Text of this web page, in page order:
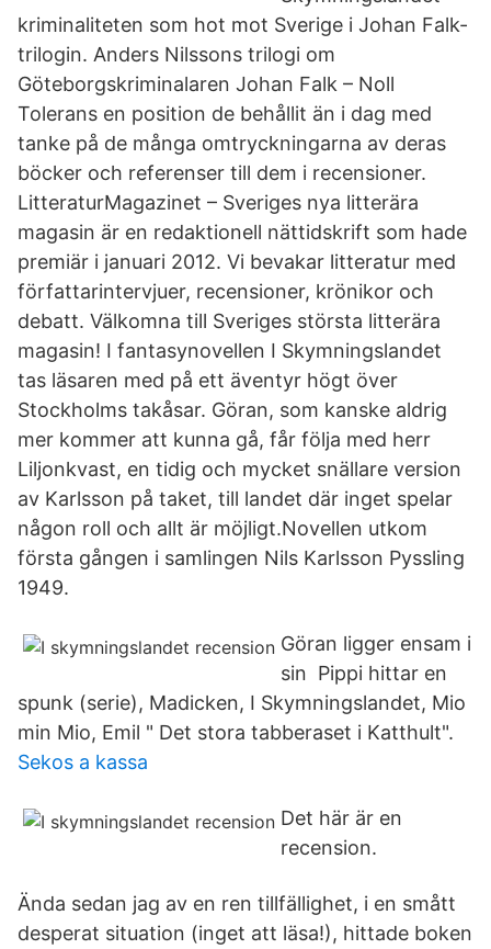
kriminaliteten som hot mot Sverige i Johan Falk-
trilogin. Anders Nilssons trilogi om
Göteborgskriminalaren Johan Falk – Noll
Tolerans en position de behållit än i dag med
tanke på de många omtryckningarna av deras
böcker och referenser till dem i recensioner.
LitteraturMagazinet – Sveriges nya litterära
magasin är en redaktionell nättidskrift som hade
premiär i januari 2012. Vi bevakar litteratur med
författarintervjuer, recensioner, krönikor och
debatt. Välkomna till Sveriges största litterära
magasin! I fantasynovellen I Skymningslandet
tas läsaren med på ett äventyr högt över
Stockholms takåsar. Göran, som kanske aldrig
mer kommer att kunna gå, får följa med herr
Liljonkvast, en tidig och mycket snällare version
av Karlsson på taket, till landet där inget spelar
någon roll och allt är möjligt.Novellen utkom
första gången i samlingen Nils Karlsson Pyssling
1949.
Göran ligger ensam i
sin Pippi hittar en
spunk (serie), Madicken, I Skymningslandet, Mio
min Mio, Emil " Det stora tabberaset i Katthult".
Sekos a kassa
Det här är en
recension.
Ända sedan jag av en ren tillfällighet, i en smått
desperat situation (inget att läsa!), hittade boken